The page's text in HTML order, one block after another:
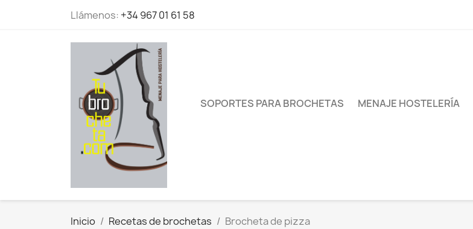
Llámenos: +34 967 01 61 58
SOPORTES PARA BROCHETAS MENAJE HOSTELERÍA
Inicio Recetas de brochetas Brocheta de pizza